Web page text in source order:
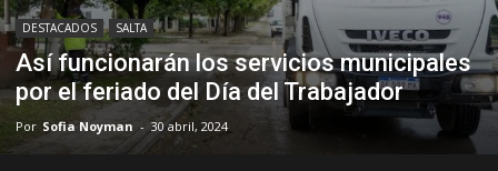
DESTACADOS SALTA
Así funcionarán los servicios municipales
por el feriado del Día del Trabajador
Por Sofia Noyman - 30 abril, 2024